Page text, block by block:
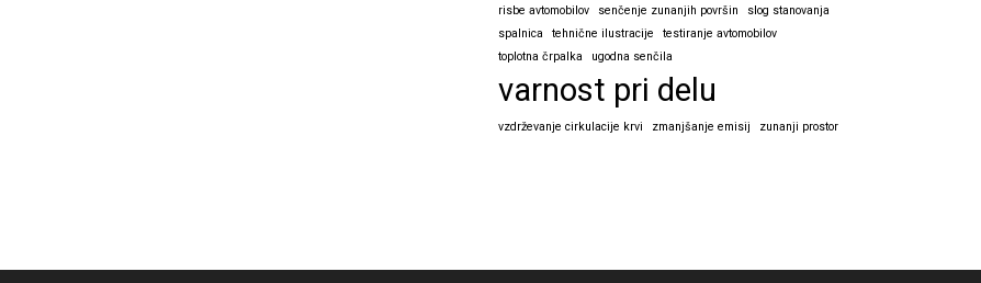
risbe avtomobilov
senčenje zunanjih površin
slog stanovanja
spalnica
tehnične ilustracije
testiranje avtomobilov
toplotna črpalka
ugodna senčila
varnost pri delu
vzdrževanje cirkulacije krvi zmanjšanje emisij zunanji prostor